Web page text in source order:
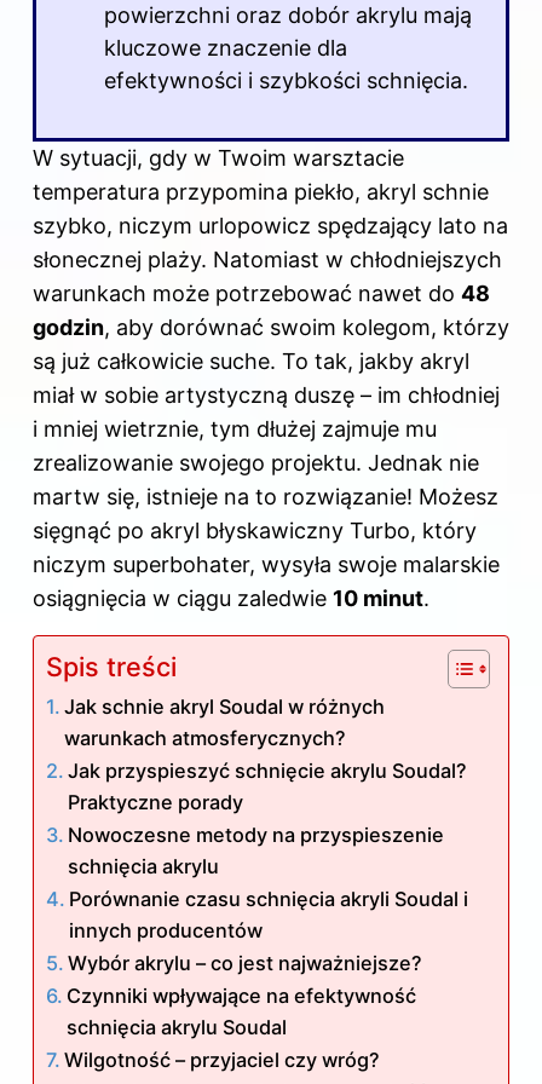
powierzchni oraz dobór akrylu mają
kluczowe znaczenie dla
efektywności i szybkości schnięcia.
W sytuacji, gdy w Twoim warsztacie
temperatura przypomina piekło, akryl schnie
szybko, niczym urlopowicz spędzający lato na
słonecznej plaży. Natomiast w chłodniejszych
warunkach może potrzebować nawet do 48
godzin, aby dorównać swoim kolegom, którzy
są już całkowicie suche. To tak, jakby akryl
miał w sobie artystyczną duszę – im chłodniej
i mniej wietrznie, tym dłużej zajmuje mu
zrealizowanie swojego projektu. Jednak nie
martw się, istnieje na to rozwiązanie! Możesz
sięgnąć po akryl błyskawiczny Turbo, który
niczym superbohater, wysyła swoje malarskie
osiągnięcia w ciągu zaledwie 10 minut.
Spis treści
Jak schnie akryl Soudal w różnych
warunkach atmosferycznych?
Jak przyspieszyć schnięcie akrylu Soudal?
Praktyczne porady
Nowoczesne metody na przyspieszenie
schnięcia akrylu
Porównanie czasu schnięcia akryli Soudal i
innych producentów
Wybór akrylu – co jest najważniejsze?
Czynniki wpływające na efektywność
schnięcia akrylu Soudal
Wilgotność – przyjaciel czy wróg?